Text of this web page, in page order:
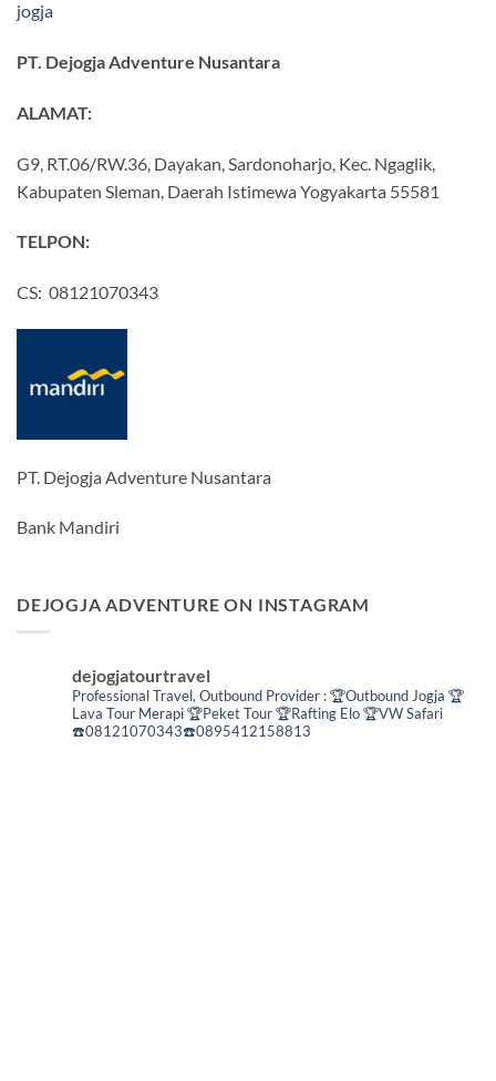
PT. Dejogja Adventure Nusantara
ALAMAT:
G9, RT.06/RW.36, Dayakan, Sardonoharjo, Kec. Ngaglik,
Kabupaten Sleman, Daerah Istimewa Yogyakarta 55581
TELPON:
CS: 08121070343
PT. Dejogja Adventure Nusantara
Bank Mandiri
DEJOGJA ADVENTURE ON INSTAGRAM
dejogjatourtravel
Professional Travel, Outbound Provider :🏆Outbound Jogja 🏆
Lava Tour Merapi🏆Peket Tour🏆Rafting Elo🏆VW Safari
☎️08121070343☎️0895412158813